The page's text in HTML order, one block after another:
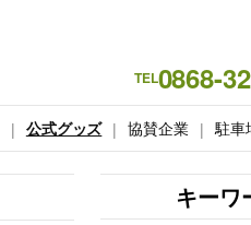
TEL0868-
公式グッズ 協賛企業 駐車
キーワ